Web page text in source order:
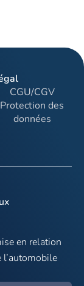
CGU/CGV
Protection des
données
en relation